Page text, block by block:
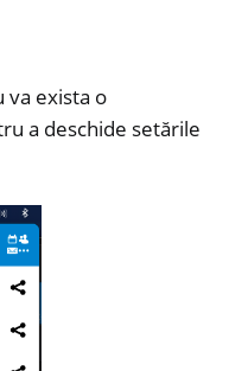
exista o
a deschide setările